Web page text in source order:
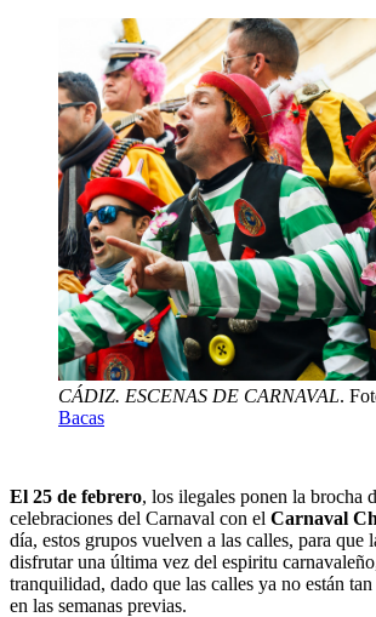
CÁDIZ. ESCENAS DE CARNAVAL.
Bacas
El 25 de febrero, los ilegales ponen la brocha
celebraciones del Carnaval con el Carnaval
día, estos grupos vuelven a las calles, para que
disfrutar una última vez del espiritu
tranquilidad, dado que las calles ya no están
en las semanas previas.